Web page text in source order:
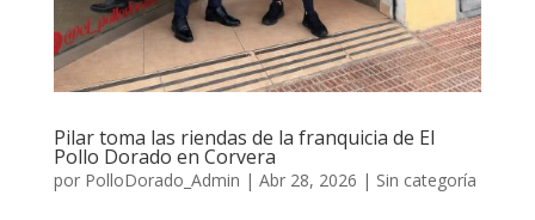
Pilar toma las riendas de la franquicia de El
Pollo Dorado en Corvera
por PolloDorado_Admin | Abr 28, 2026 | Sin categoría